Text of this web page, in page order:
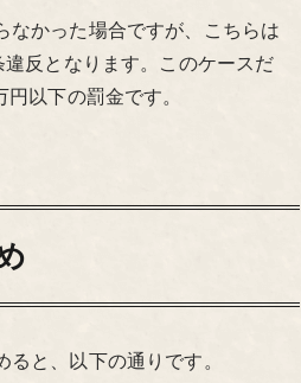
なかった場合ですが、こちらは
反となります。このケースだ
以下の罰金です。
と、以下の通りです。